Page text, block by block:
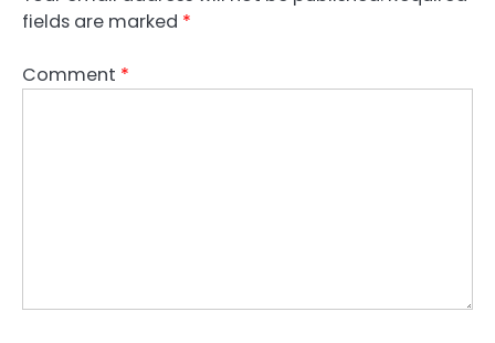
fields are marked *
Comment *